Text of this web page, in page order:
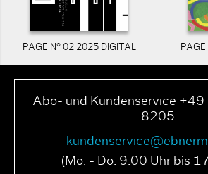
PAGE N° 02 2025 DIGITAL
Abo- und Kundenservice
8205
(Mo. - Do. 9.00 Uhr bis